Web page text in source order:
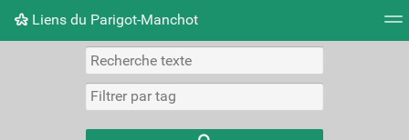
Liens du Parigot-Manchot
Nuage de tags Mur d'images